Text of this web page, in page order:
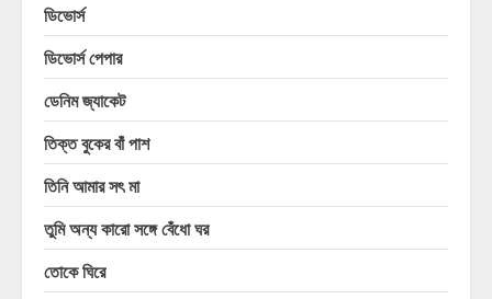
ডিভোর্স
ডিভোর্স পেপার
ডেনিম জ্যাকেট
তিক্ত বুকের বাঁ পাশ
তিনি আমার সৎ মা
তুমি অন্য কারো সঙ্গে বেঁধো ঘর
তোকে ঘিরে